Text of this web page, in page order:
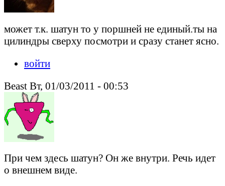
может т.к. шатун то у поршней не единый.ты на
цилиндры сверху посмотри и сразу станет ясно.
войти
Beast Вт, 01/03/2011 - 00:53
При чем здесь шатун? Он же внутри. Речь идет
о внешнем виде.